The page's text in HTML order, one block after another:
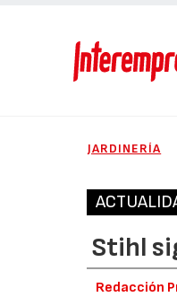
JARDINERÍA
Stihl
Redacción